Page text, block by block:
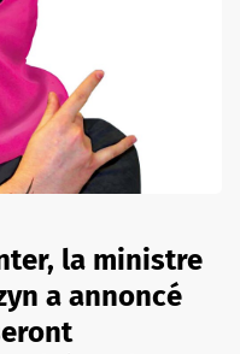
la ministre
a annoncé